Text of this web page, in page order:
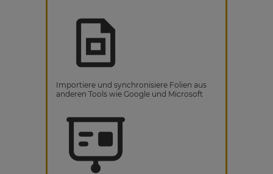
Importiere und synchronisiere Folien aus
anderen Tools wie Google und Microsoft